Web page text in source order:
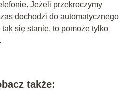
Jeżeli przekroczymy
dochodzi do automatycznego
się stanie, to pomoże tylko
także: